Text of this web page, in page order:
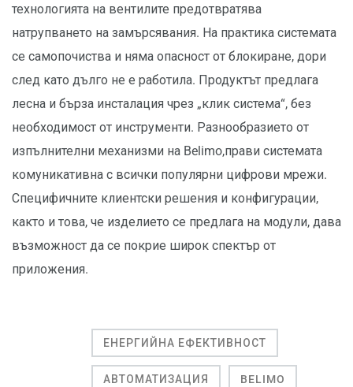
технологията на вентилите предотвратява
натрупването на замърсявания. На практика системата
се самопочиства и няма опасност от блокиране, дори
след като дълго не е работила. Продуктът предлага
лесна и бърза инсталация чрез „клик система“, без
необходимост от инструменти. Разнообразието от
изпълнителни механизми на Belimo,прави системата
комуникативна с всички популярни цифрови мрежи.
Специфичните клиентски решения и конфигурации,
както и това, че изделието се предлага на модули, дава
възможност да се покрие широк спектър от
приложения.
ЕНЕРГИЙНА ЕФЕКТИВНОСТ
АВТОМАТИЗАЦИЯ BELIMO